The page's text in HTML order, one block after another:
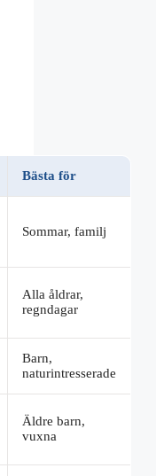
Bästa för
Sommar, familj
Alla åldrar,
regndagar
Barn,
naturintresserade
Äldre barn,
vuxna